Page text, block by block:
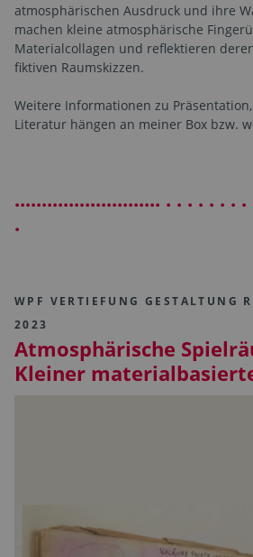
atmosphärischen Ausdruck und ihre
machen kleine atmosphärische
Materialcollagen und reflektieren
fiktiven Raumskizzen.
Weitere Informationen zu
Literatur hängen an meiner Box bzw.
........................... . . . . . . .
.
WPF VERTIEFUNG GESTALTUNG
2023
Atmosphärische
Kleiner